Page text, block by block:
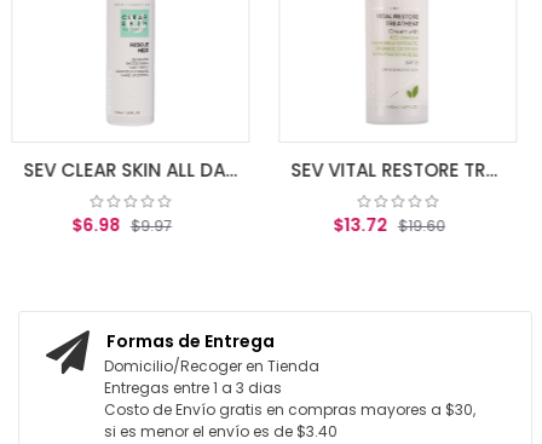
SEV CLEAR SKIN ALL DAY RESCUE MIST 50ml SEV VITAL RESTORE TREATMENT SPF 15 50 ML (DRY-SENS SKIN)
Formas de Entrega
Domicilio/Recoger en Tienda
Entregas entre 1 a 3 dias
Costo de Envío gratis en compras mayores a $30,
si es menor el envío es de $3.40